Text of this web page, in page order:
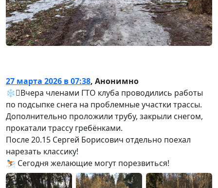
27 марта 2026 в 07:38, Анонимно
❄️🪏Вчера членами ГТО клуба проводились работы
по подсыпке снега на проблемные участки трассы.
Дополнительно проложили трубу, закрыли снегом,
прокатали трассу гребёнками.
После 20.15 Сергей Борисович отдельно поехал
нарезать классику!
⛷️ Сегодня желающие могут порезвиться!